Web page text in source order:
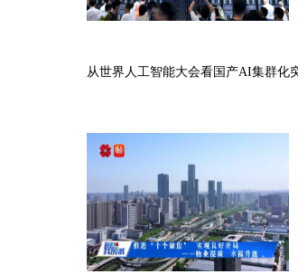
从世界人工智能大会看国产AI集群化